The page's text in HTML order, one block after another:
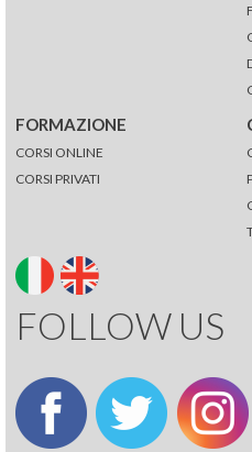
FORMAZIONE
CORSI ONLINE
CORSI PRIVATI
FOLLOW US